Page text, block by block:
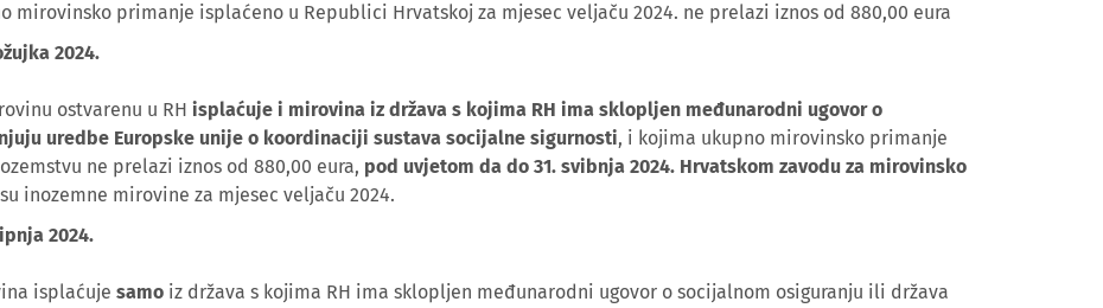
mirovinsko primanje isplaćeno u Republici Hrvatskoj za mjesec veljaču 2024. ne prelazi iznos od 880,00 eura
2024.
ostvarenu u RH isplaćuje i mirovina iz država s kojima RH ima sklopljen međunarodni ugovor o
uredbe Europske unije o koordinaciji sustava socijalne sigurnosti, i kojima ukupno mirovinsko primanje
ne prelazi iznos od 880,00 eura, pod uvjetom da do 31. svibnja 2024. Hrvatskom zavodu za mirovinsko
inozemne mirovine za mjesec veljaču 2024.
2024.
isplaćuje samo iz država s kojima RH ima sklopljen međunarodni ugovor o socijalnom osiguranju ili država